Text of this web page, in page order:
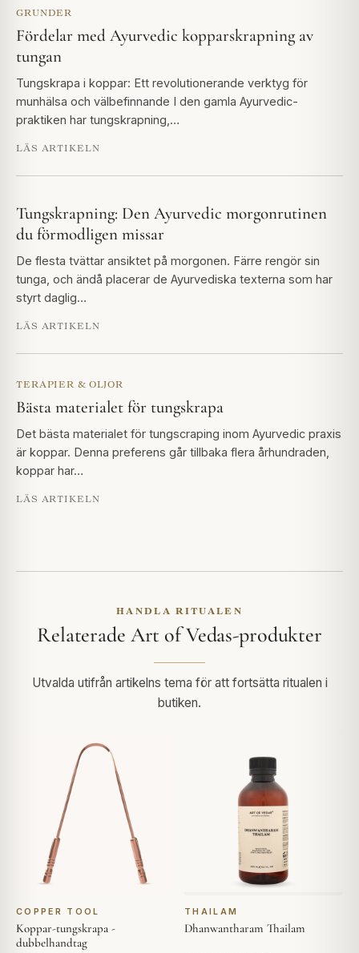
GRUNDER
Fördelar med Ayurvedic kopparskrapning av
tungan
Tungskrapa i koppar: Ett revolutionerande verktyg för
munhälsa och välbefinnande I den gamla Ayurvedic-
praktiken har tungskrapning,…
LÄS ARTIKELN
Tungskrapning: Den Ayurvedic morgonrutinen
du förmodligen missar
De flesta tvättar ansiktet på morgonen. Färre rengör sin
tunga, och ändå placerar de Ayurvediska texterna som har
styrt daglig…
LÄS ARTIKELN
TERAPIER & OLJOR
Bästa materialet för tungskrapa
Det bästa materialet för tungscraping inom Ayurvedic praxis
är koppar. Denna preferens går tillbaka flera århundraden,
koppar har…
LÄS ARTIKELN
HANDLA RITUALEN
Relaterade Art of Vedas-produkter
Utvalda utifrån artikelns tema för att fortsätta ritualen i
butiken.
COPPER TOOL
Koppar-tungskrapa -
dubbelhandtag
THAILAM
Dhanwantharam Thailam